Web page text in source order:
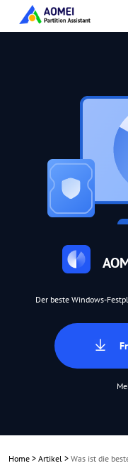
Der beste Windows-
Home > Artikel > Was ist die